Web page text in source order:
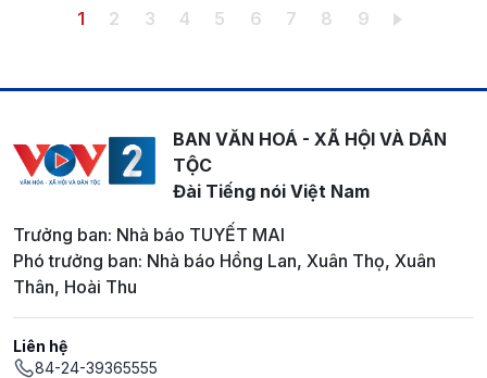
Pagination
Trang hiện thời
1 Trang
2 Trang
3 Trang
4 Trang
5 Trang
6 Trang
7 Trang
8 Trang
9
BAN VĂN HOÁ - XÃ HỘI VÀ DÂN
TỘC
Đài Tiếng nói Việt Nam
Trưởng ban: Nhà báo TUYẾT MAI
Phó trưởng ban: Nhà báo Hồng Lan, Xuân Thọ, Xuân
Thân, Hoài Thu
Liên hệ
84-24-39365555